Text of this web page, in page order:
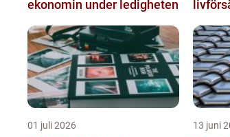
ekonomin under ledigheten
01 juli 2026 13 juni